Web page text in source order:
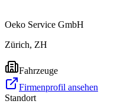
Oeko Service GmbH
Zürich, ZH
Fahrzeuge
Firmenprofil ansehen
Standort